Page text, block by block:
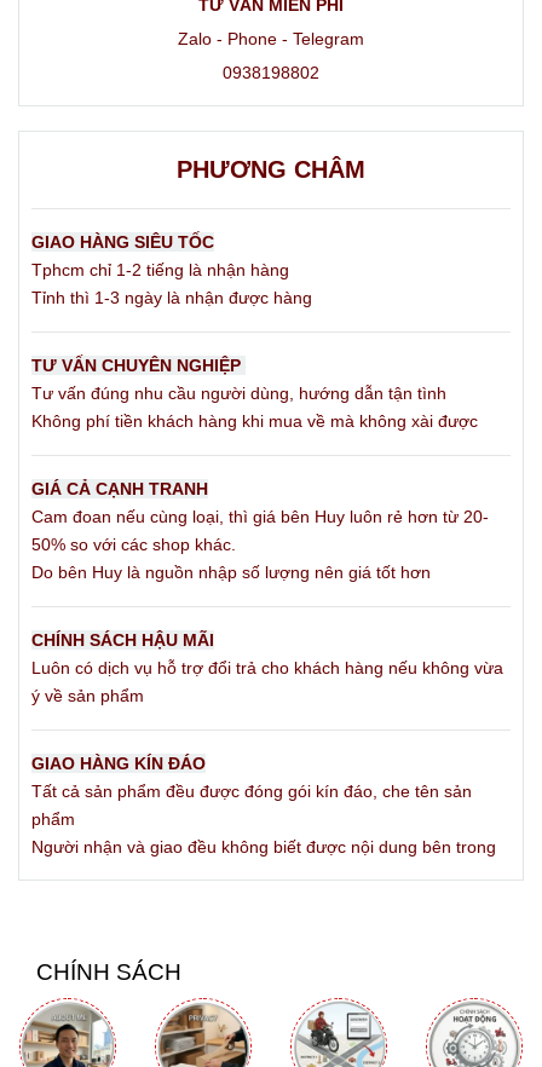
lại kích thích mạnh?
niệu đạo (ống dẫn nước tiểu của dương vật). Vùng
niệu đạo nam giới chứa mạng lưới dây thần kinh
nhạy cảm chạy dọc thân dương vật. Khi dụng cụ
ma sát nhẹ nhàng với màng nhầy niệu đạo, nó tạo
ra một luồng hưng phấn đi thẳng tới hệ thần kinh
trung ương, mô phỏng chính xác cảm giác thèm
khát xuất tinh ở mức cao nhất.
Tại hệ thống
đồ chơi tình dục cho gay
Huypopper, toàn bộ dụng cụ sounding đều được
vệ niệu đạo không bị trầy xước.
đảm bảo tiêu chuẩn an toàn cho người sử dụng.
2. Phân loại các nhóm dụng cụ
sounding tại Huypopper
Sounding yêu cầu cơ thể thích nghi theo từng nấc
kích thước rất nhỏ (tính bằng milimet). Dưới đây là
Loại sản
phẩm
Kích
thước
đường
kính
dụng
cụ
Đặc điểm trải nghiệm
TƯ VẤN MIỄN PHÍ
Zalo - Phone - Telegram
0938198802
PHƯƠNG CHÂM
GIAO HÀNG SIÊU TỐC
Tphcm chỉ 1-2 tiếng là nhận hàng
Tỉnh thì 1-3 ngày là nhận được hàng
TƯ VẤN CHUYÊN NGHIỆP
Tư vấn đúng nhu cầu người dùng, hướng dẫn tận tình
Không phí tiền khách hàng khi mua về mà không xài được
GIÁ CẢ CẠNH TRANH
Cam đoan nếu cùng loại, thì giá bên Huy luôn rẻ hơn từ 20-
50% so với các shop khác.
Do bên Huy là nguồn nhập số lượng nên giá tốt hơn
CHÍNH SÁCH HẬU MÃI
Luôn có dịch vụ hỗ trợ đổi trả cho khách hàng nếu không vừa
ý về sản phẩm
GIAO HÀNG KÍN ĐÁO
Tất cả sản phẩm đều được đóng gói kín đáo, che tên sản
phẩm
Người nhận và giao đều không biết được nội dung bên trong
CHÍNH SÁCH